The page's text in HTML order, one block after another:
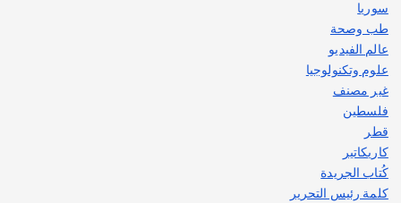
سوريا
طب وصحة
عالم الفيديو
علوم وتكنولوجيا
غير مصنف
فلسطين
قطر
كاريكاتير
كُتاب الجريدة
كلمة رئيس التحرير